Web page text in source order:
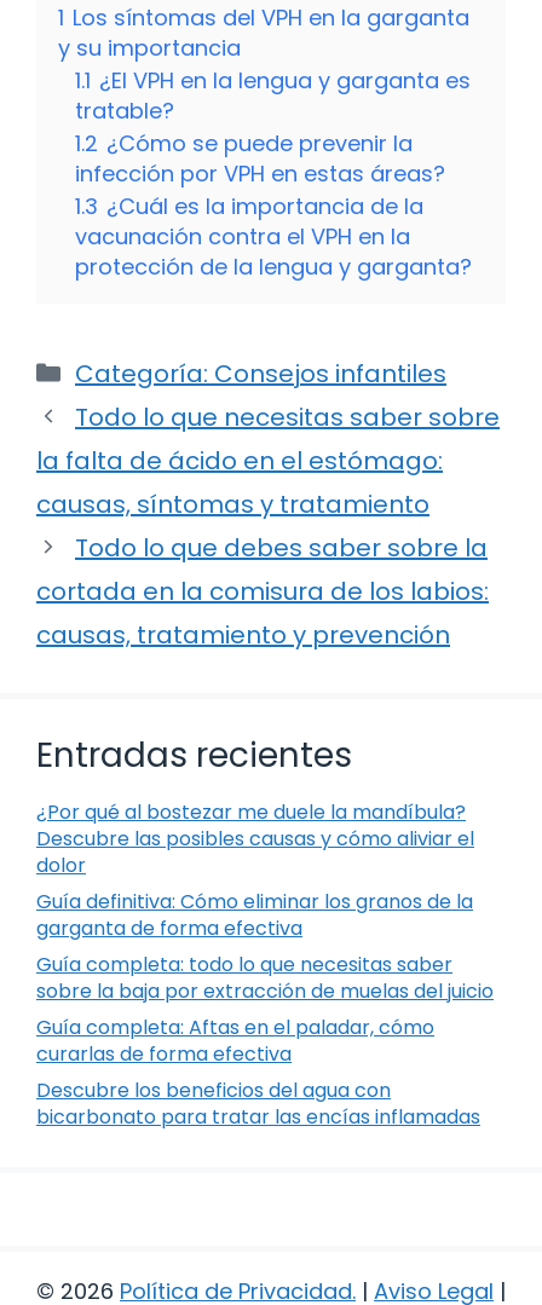
1 Los síntomas del VPH en la garganta
y su importancia
1.1 ¿El VPH en la lengua y garganta es
tratable?
1.2 ¿Cómo se puede prevenir la
infección por VPH en estas áreas?
1.3 ¿Cuál es la importancia de la
vacunación contra el VPH en la
protección de la lengua y garganta?
Categorías
Categoría: Consejos infantiles
Todo lo que necesitas saber sobre
la falta de ácido en el estómago:
causas, síntomas y tratamiento
Todo lo que debes saber sobre la
cortada en la comisura de los labios:
causas, tratamiento y prevención
Entradas recientes
¿Por qué al bostezar me duele la mandíbula?
Descubre las posibles causas y cómo aliviar el
dolor
Guía definitiva: Cómo eliminar los granos de la
garganta de forma efectiva
Guía completa: todo lo que necesitas saber
sobre la baja por extracción de muelas del juicio
Guía completa: Aftas en el paladar, cómo
curarlas de forma efectiva
Descubre los beneficios del agua con
bicarbonato para tratar las encías inflamadas
© 2026 Política de Privacidad. | Aviso Legal |